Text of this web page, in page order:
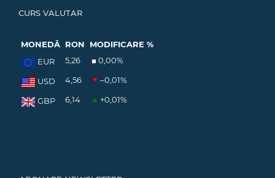
CURS VALUTAR
MONEDĂ RON
MODIFICARE %
EUR
5,26 0,00%
USD 4,56 –0,01%
GBP 6,14 +0,01%